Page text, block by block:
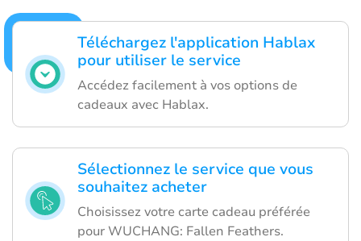
Téléchargez l'application Hablax
pour utiliser le service
Accédez facilement à vos options de
cadeaux avec Hablax.
Sélectionnez le service que vous
souhaitez acheter
Choisissez votre carte cadeau préférée
pour WUCHANG: Fallen Feathers.